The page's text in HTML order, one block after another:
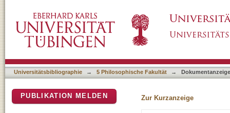
Universitätsbibliographie → 5 Philosophische Fakultät → Dokumentanzeige
Zur Kurzanzeige
PUBLIKATION MELDEN